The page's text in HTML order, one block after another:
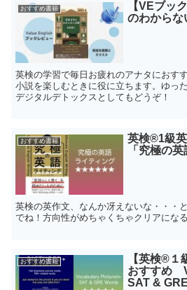
おすすめ書籍
【VEブッ
のわからな
英検の学習で毎日お疲れのアナタにおす
小説を楽しむときに役に立ちます。ゆっ
デジタルデトックスとしてもどうぞ！
おすすめ書籍
英検®️1級
「究極の
英検の英作文、なんか冴えないな・・・
でね！方向性がめちゃくちゃクリアにな
おすすめ書籍
【英検®️１
おすすめ
SAT &